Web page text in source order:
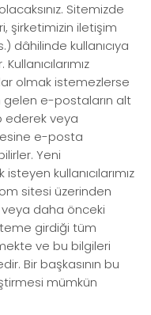
Sitemizde
şirketimizin iletişim
dâhilinde kullanıcıya
olmak istemezlerse
gelen e-postaların alt
ederek veya
e-posta
Yeni
kullanıcılarımız
sitesi üzerinden
daha önceki
girdiği tüm
ve bu bilgileri
Bir başkasının bu
mümkün